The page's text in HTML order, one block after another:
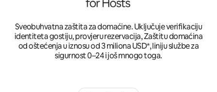
Sveobuhvatna zaštita za domaćine. Uključuje verifikaciju
identiteta gostiju, provjeru rezervacija, Zaštitu domaćina
od oštećenja u iznosu od 3 miliona USD*, liniju službe za
sigurnost 0–24 i još mnogo toga.